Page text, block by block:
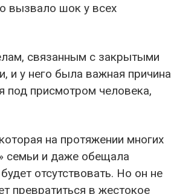
вызвало шок у всех
связанным с закрытыми
и у него была важная причина
под присмотром человека,
на протяжении многих
семьи и даже обещала
отсутствовать. Но он не
превратиться в жестокое